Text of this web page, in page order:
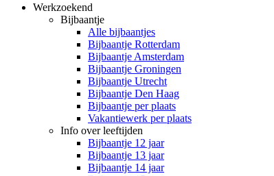
Werkzoekend
Bijbaantje
Alle bijbaantjes
Bijbaantje Rotterdam
Bijbaantje Amsterdam
Bijbaantje Groningen
Bijbaantje Utrecht
Bijbaantje Den Haag
Bijbaantje per plaats
Vakantiewerk per plaats
Info over leeftijden
Bijbaantje 12 jaar
Bijbaantje 13 jaar
Bijbaantje 14 jaar